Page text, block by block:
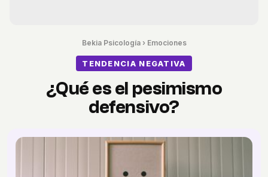
Bekia Psicología› Emociones
TENDENCIA NEGATIVA
¿Qué es el pesimismo
defensivo?